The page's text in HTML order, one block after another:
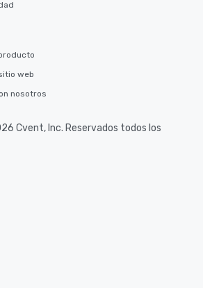
web
nosotros
Cvent, Inc. Reservados todos los